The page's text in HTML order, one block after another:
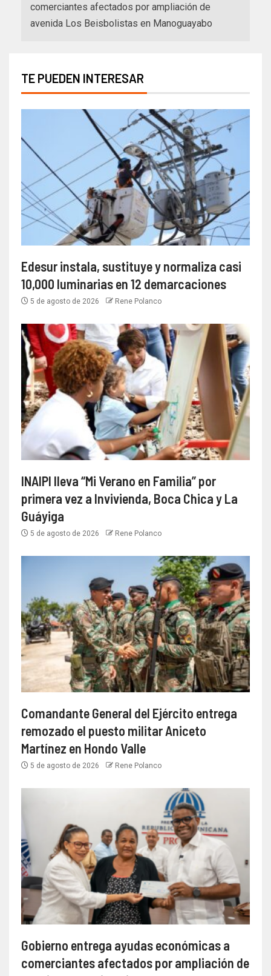
comerciantes afectados por ampliación de
avenida Los Beisbolistas en Manoguayabo
TE PUEDEN INTERESAR
Edesur instala, sustituye y normaliza casi
10,000 luminarias en 12 demarcaciones
5 de agosto de 2026 Rene Polanco
INAIPI lleva “Mi Verano en Familia” por
primera vez a Invivienda, Boca Chica y La
Guáyiga
5 de agosto de 2026 Rene Polanco
Comandante General del Ejército entrega
remozado el puesto militar Aniceto
Martínez en Hondo Valle
5 de agosto de 2026 Rene Polanco
Gobierno entrega ayudas económicas a
comerciantes afectados por ampliación de